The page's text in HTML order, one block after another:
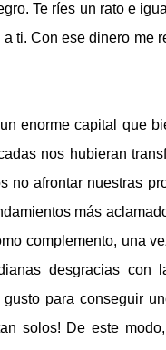
Te ríes un rato e
ti. Con ese dinero me
enorme capital que
nos hubieran
no afrontar nuestras
más
complemento, una
desgracias
para conseguir
solos! De este